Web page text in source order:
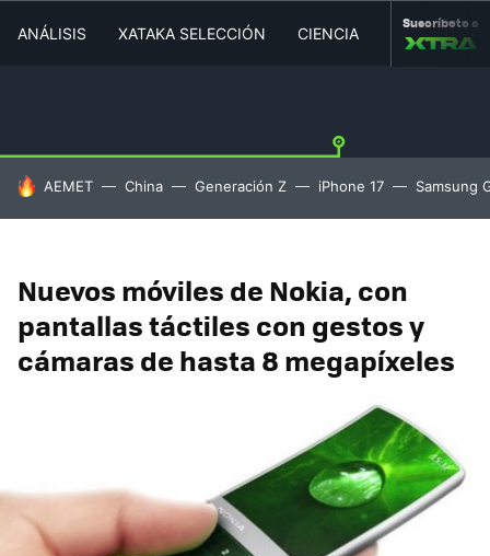
ANÁLISIS XATAKA SELECCIÓN CIENCIA MOVILIDAD
Suscríbete a
HOY SE HABLA DE
AEMET China Generación Z iPhone 17 Samsung
Nuevos móviles de Nokia, con
pantallas táctiles con gestos y
cámaras de hasta 8 megapíxeles